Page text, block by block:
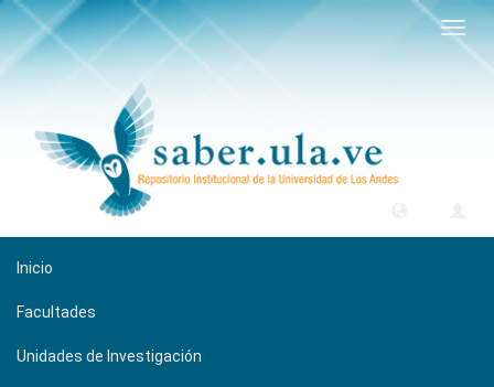
Inicio
Facultades
Unidades de Investigación